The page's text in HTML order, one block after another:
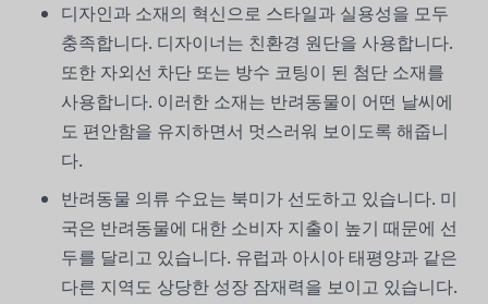
디자인과 소재의 혁신으로 스타일과 실용성을 모두
충족합니다. 디자이너는 친환경 원단을 사용합니다.
또한 자외선 차단 또는 방수 코팅이 된 첨단 소재를
사용합니다. 이러한 소재는 반려동물이 어떤 날씨에
도 편안함을 유지하면서 멋스러워 보이도록 해줍니
다.
반려동물 의류 수요는 북미가 선도하고 있습니다. 미
국은 반려동물에 대한 소비자 지출이 높기 때문에 선
두를 달리고 있습니다. 유럽과 아시아 태평양과 같은
다른 지역도 상당한 성장 잠재력을 보이고 있습니다.